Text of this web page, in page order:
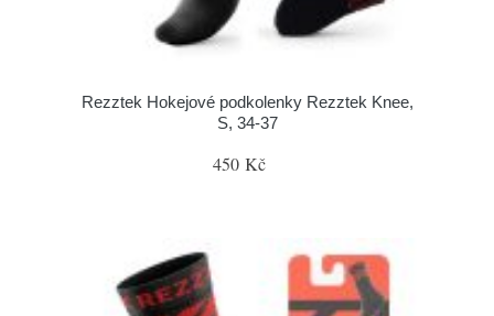
Rezztek Hokejové podkolenky Rezztek Knee,
S, 34-37
450 Kč